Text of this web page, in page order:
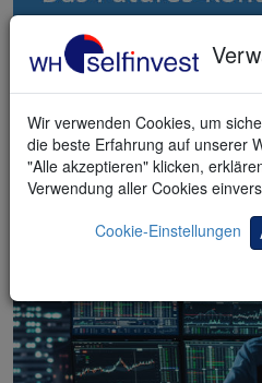
Wir verwenden Cookies, um
die beste Erfahrung auf unserer
"Alle akzeptieren" klicken,
Verwendung aller Cookies
Cookie-Einstellungen